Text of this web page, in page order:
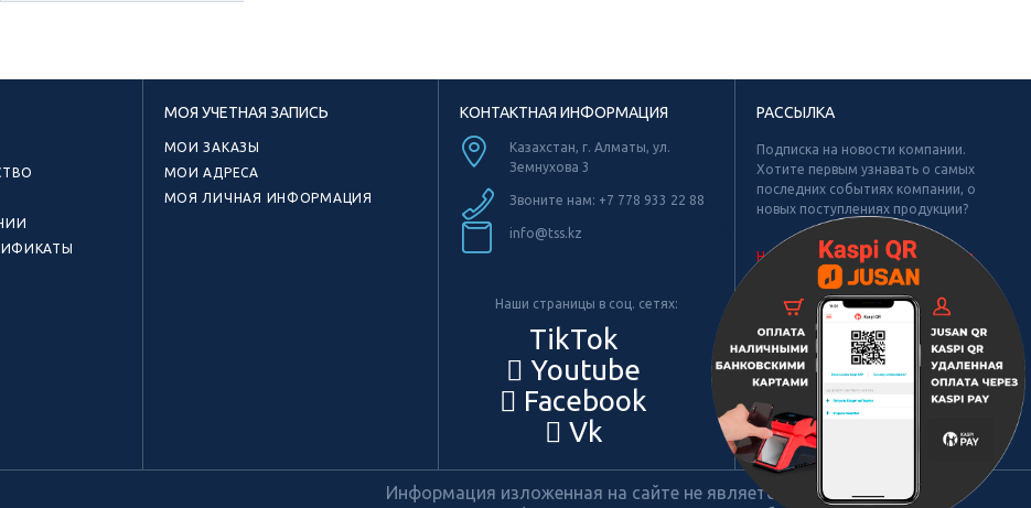
МОЯ УЧЕТНАЯ ЗАПИСЬ
МОИ ЗАКАЗЫ
МОИ АДРЕСА
МОЯ ЛИЧНАЯ ИНФОРМАЦИЯ
КОНТАКТНАЯ ИНФОРМАЦИЯ
Казахстан, г. Алматы, ул.
Земнухова 3
Звоните нам: +7 778 933 22 88
info@tss.kz
Наши страницы в соц. сетях:
TikTok
Youtube
Facebook
Vk
РАССЫЛКА
Подписка на новости компании.
Хотите первым узнавать о самых
последних событиях компании, о
новых поступлениях продукции?
Не найдено рубрик для подписки.
Информация изложенная на сайте не является публичной офертой.